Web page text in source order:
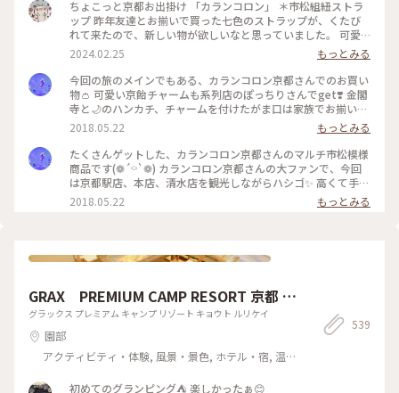
ちょこっと京都お出掛け 「カランコロン」 ＊市松組紐ストラ
ップ 昨年友達とお揃いで買った七色のストラップが、くたび
れて来たので、新しい物が欲しいなと思っていました。 可愛
らしい市松組紐のストラップを見つけ、私は赤、友達は黄色を
選びました。 早速スマホにつけて、お守りがわりに毎日見守っ
て貰っています。 #ちょこっと京都お出掛け#カランコロン#市
松組紐ストラップ#赤#私のことりっぷ旅#冬の旅
2024.02.25
もっとみる
今回の旅のメインでもある、カランコロン京都さんでのお買い
物👛 可愛い京飴チャームも系列店のぽっちりさんでget❣️ 金閣
寺と🌙のハンカチ、チャームを付けたがま口は家族でお揃いに
しようと一緒に買いました(*ฅ́˘ฅ̀*) ありがとね(❁ᴗ͈ˬᴗ͈) #カラン
コロン京都 #かわいい京みやげ #かわいい和柄 #ハンカチ #チ
ャーム #金閣寺 #京飴 #月 #ぽっちり #京都 #KYOTO #がま口 #
京都でお買い物
2018.05.22
もっとみる
たくさんゲットした、カランコロン京都さんのマルチ市松模様
商品です(❁´⌔`❁) カランコロン京都さんの大ファンで、今回
は京都駅店、本店、清水店を観光しながらハシゴ✨ 高くて手が
出せなかったバッグも3店舗でいくつもの商品の柄を見比べて
購入しました♪ 画像はトートバッグ、扇子、がま口、カードケ
京みやげ #かわいい和柄 #かわいい商品が買えるお店 #かわい
2018.05.22 もっとみる
GRAX PREMIUM CAMP RESORT 京都 る
り渓
グラックス プレミアム キャンプ リゾート キョウト ルリケイ
園部
アクティビティ・体験, 風景・景色, ホテル・宿, 温
539
初めてのグランピング⛺️ 楽しかったぁ😊